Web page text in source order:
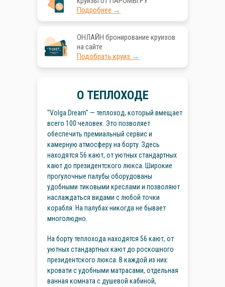
ОНЛАЙН бронирование круизов
на сайте
Подобрать круиз →
Подробнее →
"Volga Dream" — теплоход, который вмещает
всего 100 человек. Это позволяет
обеспечить премиальный сервис и
камерную атмосферу на борту. Здесь
находятся 56 кают, от уютных стандартных
кают до президентского люкса. Широкие
прогулочные палубы оборудованы
удобными тиковыми креслами и позволяют
наслаждаться видами с любой точки
корабля. На палубах никогда не бывает
многолюдно.
О ТЕПЛОХОДЕ
На борту теплохода находятся 56 кают, от
уютных стандартных кают до роскошного
президентского люкса. В каждой из них:
кровати с удобными матрасами, отдельная
ванная комната с душевой кабиной,